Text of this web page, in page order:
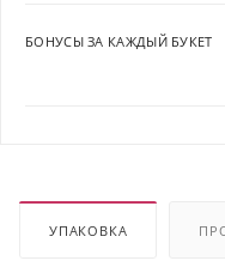
БОНУСЫ ЗА КАЖДЫЙ БУКЕТ
УПАКОВКА